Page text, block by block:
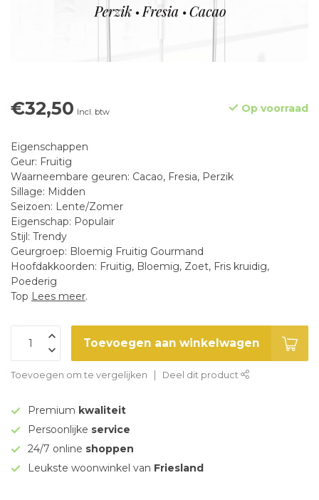
€32,50 Incl. btw Op voorraad
Eigenschappen
Geur: Fruitig
Waarneembare geuren: Cacao, Fresia, Perzik
Sillage: Midden
Seizoen: Lente/Zomer
Eigenschap: Populair
Stijl: Trendy
Geurgroep: Bloemig Fruitig Gourmand
Hoofdakkoorden: Fruitig, Bloemig, Zoet, Fris kruidig,
Poederig
Top Lees meer.
Toevoegen aan winkelwagen
Toevoegen om te vergelijken Deel dit product
Premium kwaliteit
Persoonlijke service
24/7 online shoppen
Leukste woonwinkel van Friesland